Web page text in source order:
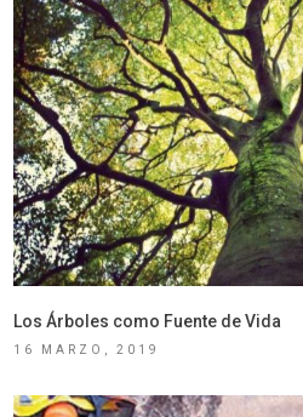
Los Árboles como Fuente de Vida
16 MARZO, 2019